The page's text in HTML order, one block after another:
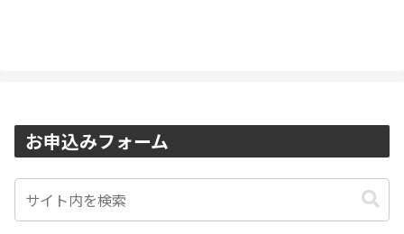
お申込みフォーム